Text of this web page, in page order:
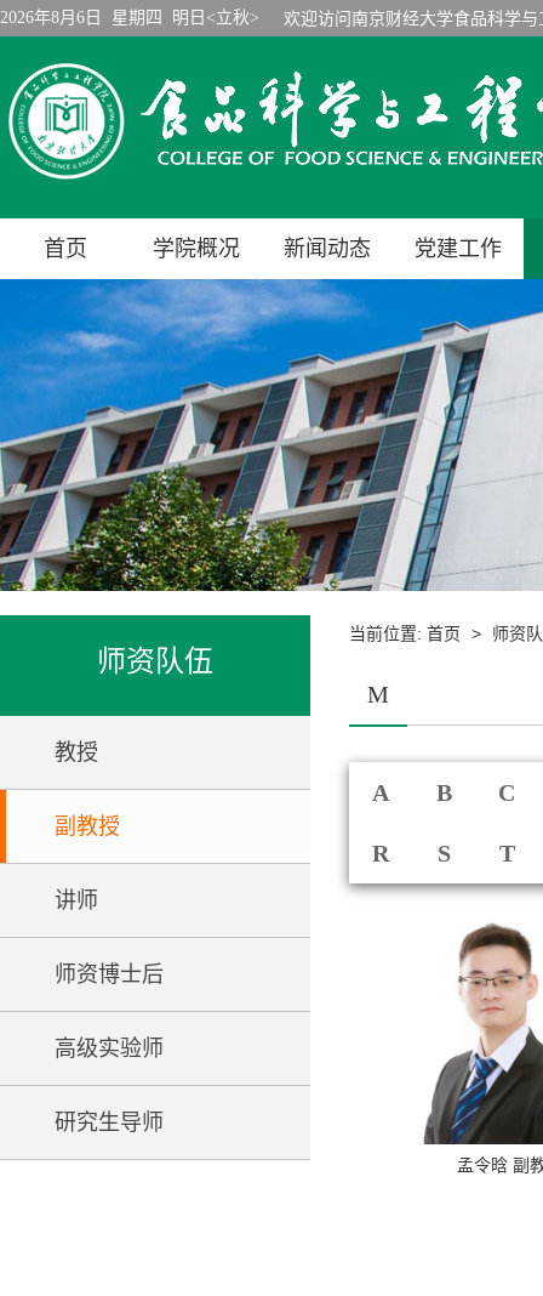
2026年8月6日 星期四 明日<立秋> 欢迎访问南京财经大学食品科学与
首页 学院概况 新闻动态 党建工作
师资队伍
教授
副教授
讲师
师资博士后
高级实验师
研究生导师
当前位置: 首页 > 师资
M
A B C
R S T
孟令晗 副